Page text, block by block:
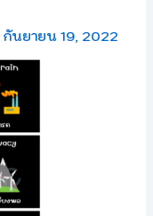
กันยายน 19, 2022